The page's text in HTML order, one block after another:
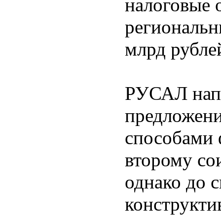
налоговые
млрд
РУСАЛ
способами
второму
однако до